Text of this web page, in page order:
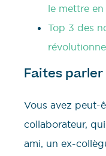
le mettre en
Top 3 des
Faites parler
Vous avez peut-
collaborateur,
ami, un ex-